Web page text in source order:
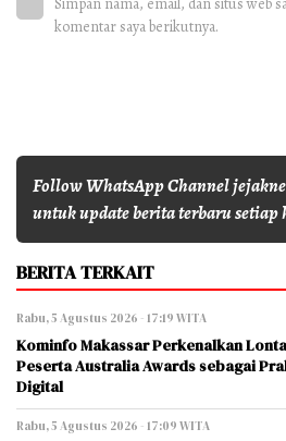
komentar saya berikutnya.
Follow WhatsApp Channel
untuk update berita terbaru setiap
BERITA TERKAIT
Rabu, 5 Agustus 2026 - 17:19 WITA
Kominfo Makassar Perkenalkan
Peserta Australia Awards sebagai
Digital
Rabu, 5 Agustus 2026 - 17:09 WITA